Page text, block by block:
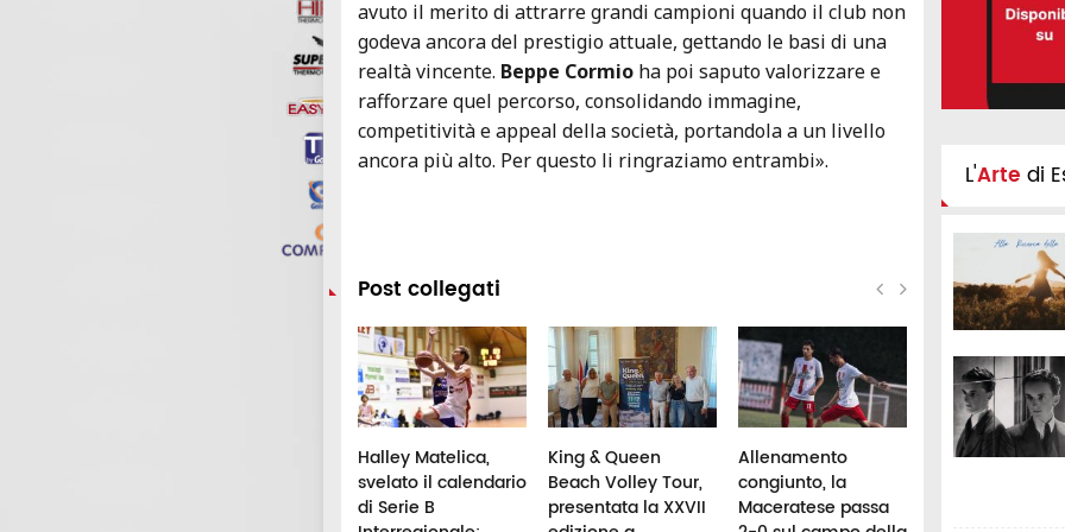
avuto il merito di attrarre grandi campioni quando il club non
godeva ancora del prestigio attuale, gettando le basi di una
realtà vincente. Beppe Cormio ha poi saputo valorizzare e
rafforzare quel percorso, consolidando immagine,
competitività e appeal della società, portandola a un livello
ancora più alto. Per questo li ringraziamo entrambi».
Post collegati
Halley Matelica,
svelato il calendario
di Serie B
King & Queen
Beach Volley Tour,
presentata la XXVII
Allenamento
congiunto, la
Maceratese passa
Lancio del
L'Arte di